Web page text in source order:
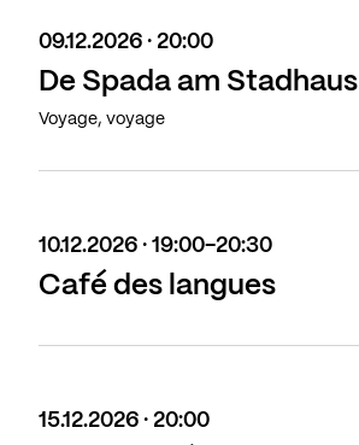
09.12.2026 · 20:00
De Spada am Stadhaus
Voyage, voyage
10.12.2026 · 19:00-20:30
Café des langues
15.12.2026 · 20:00